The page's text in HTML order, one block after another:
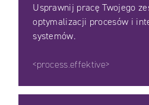
Usprawnij pracę Twojego
optymalizacji procesów i
systemów.
<process.effektive>